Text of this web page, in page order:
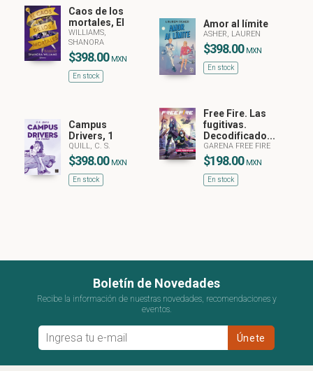
Caos de los
mortales, El
WILLIAMS,
SHANORA
$398.00 MXN
En stock
Amor al límite
ASHER, LAUREN
$398.00 MXN
En stock
Campus
Drivers, 1
QUILL, C. S.
$398.00 MXN
En stock
Free Fire. Las
fugitivas.
Decodificado...
GARENA FREE FIRE
$198.00 MXN
En stock
Boletín de Novedades
Recibe la información de nuestras novedades, recomendaciones y
eventos.